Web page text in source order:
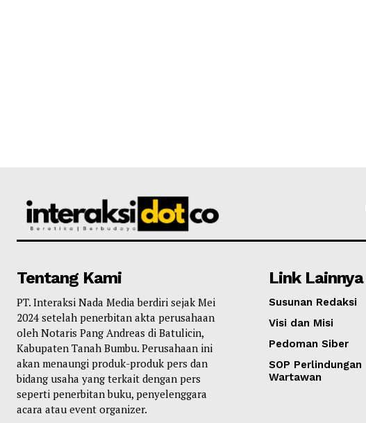
Tentang Kami
PT. Interaksi Nada Media berdiri sejak Mei
2024 setelah penerbitan akta perusahaan
oleh Notaris Pang Andreas di Batulicin,
Kabupaten Tanah Bumbu. Perusahaan ini
akan menaungi produk-produk pers dan
bidang usaha yang terkait dengan pers
seperti penerbitan buku, penyelenggara
acara atau event organizer.
Link Lainnya
Susunan Redaksi
Visi dan Misi
Pedoman Siber
SOP Perlindungan
Wartawan